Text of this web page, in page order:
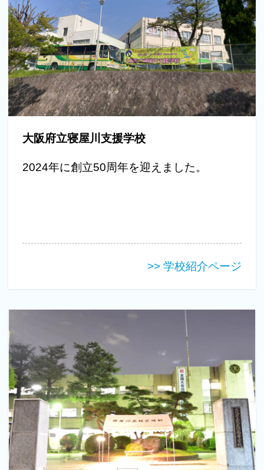
大阪府立寝屋川支援学校
2024年に創立50周年を迎えました。
>> 学校紹介ページ